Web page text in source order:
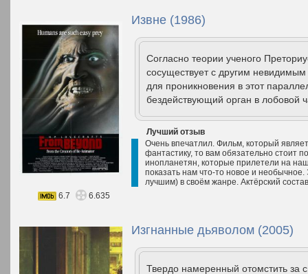
Извне (1986)
Согласно теории ученого
сосуществует с другим
для проникновения в этот
бездействующий орган в лобовой
Лучший отзыв
Очень впечатлил. Фильм, который
фантастику, то вам обязательно стоит
инопланетян, которые прилетели на
показать нам что-то новое и
лучшим) в своём жанре. Актёрский
6.7
6.635
Изгнанные дьяволом (2005)
Твердо намеренный отомстить за